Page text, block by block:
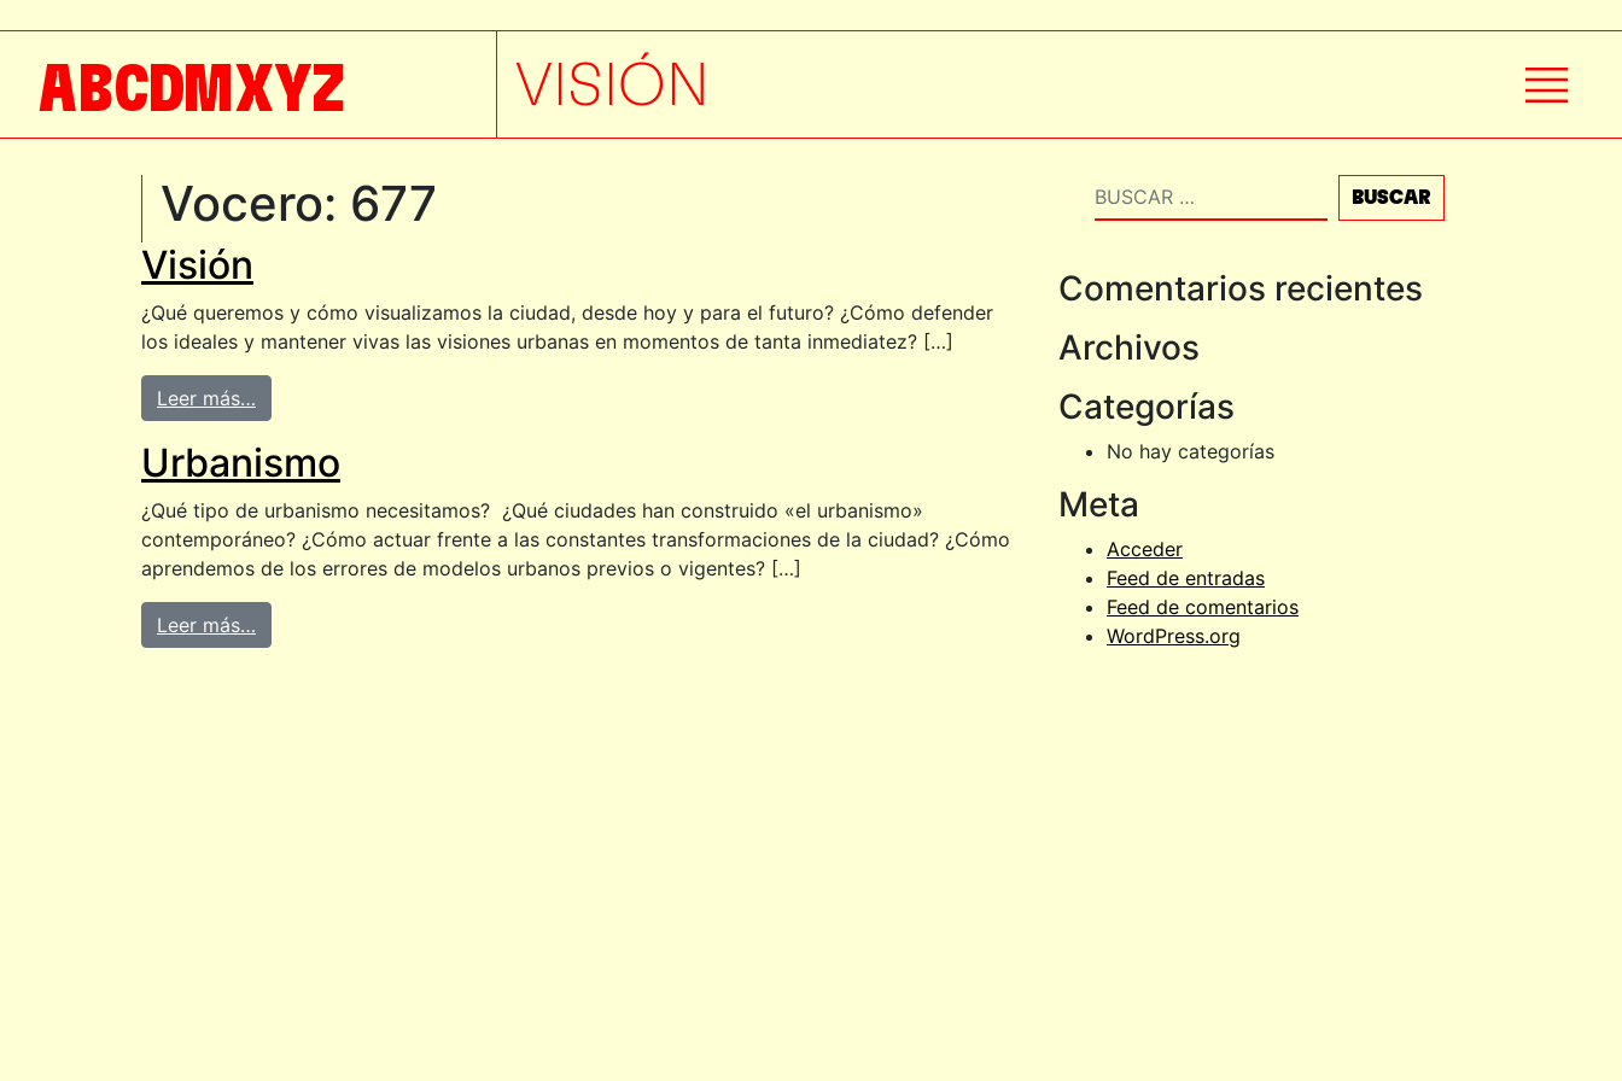
ABCDMXYZ VISIÓN
Vocero: 677
Visión
¿Qué queremos y cómo visualizamos la ciudad, desde hoy y para el futuro? ¿Cómo defender
los ideales y mantener vivas las visiones urbanas en momentos de tanta inmediatez? […]
Leer más…
Urbanismo
¿Qué tipo de urbanismo necesitamos? ¿Qué ciudades han construido «el urbanismo»
contemporáneo? ¿Cómo actuar frente a las constantes transformaciones de la ciudad? ¿Cómo
aprendemos de los errores de modelos urbanos previos o vigentes? […]
Leer más…
Buscar
Comentarios recientes
Archivos
Categorías
No hay categorías
Meta
Acceder
Feed de entradas
Feed de comentarios
WordPress.org